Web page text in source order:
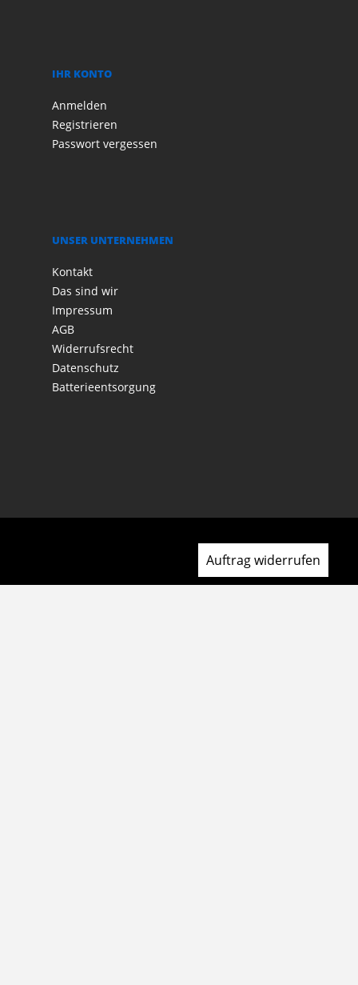
IHR KONTO
Anmelden
Registrieren
Passwort vergessen
UNSER UNTERNEHMEN
Kontakt
Das sind wir
Impressum
AGB
Widerrufsrecht
Datenschutz
Batterieentsorgung
Auftrag widerrufen